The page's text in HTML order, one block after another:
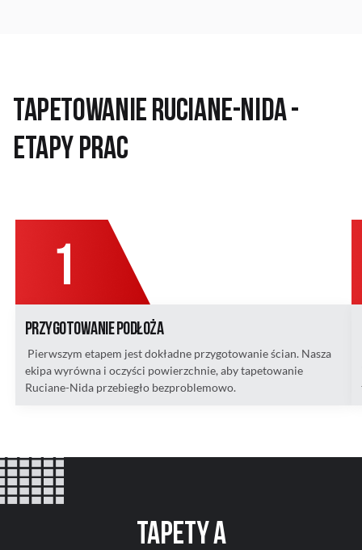
Tapetowanie Ruciane-Nida -
Etapy Prac
Przygotowanie podłoża
Pierwszym etapem jest dokładne przygotowanie ścian. Nasza
ekipa wyrówna i oczyści powierzchnie, aby tapetowanie
Ruciane-Nida przebiegło bezproblemowo.
Tapety a